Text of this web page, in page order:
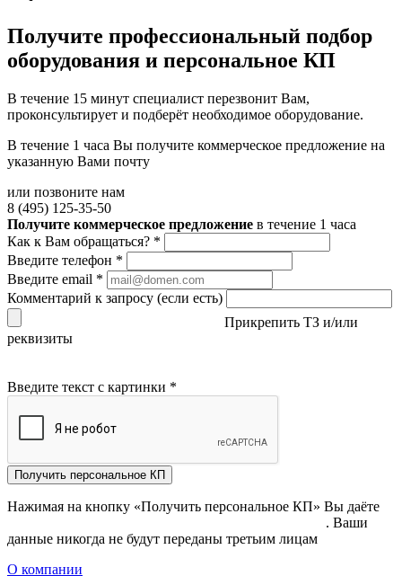
Получите профессиональный подбор
оборудования и персональное КП
В течение 15 минут специалист перезвонит Вам,
проконсультирует и подберёт необходимое оборудование.
В течение 1 часа Вы получите коммерческое предложение на
указанную Вами почту
или позвоните нам
8 (495) 125-35-50
Получите коммерческое предложение в течение 1 часа
Как к Вам обращаться? *
Введите телефон *
Введите email *
Комментарий к запросу (если есть)
Прикрепить ТЗ и/или
реквизиты
Введите текст с картинки *
Получить персональное КП
Нажимая на кнопку «Получить персональное КП» Вы даёте
. Ваши
данные никогда не будут переданы третьим лицам
О компании